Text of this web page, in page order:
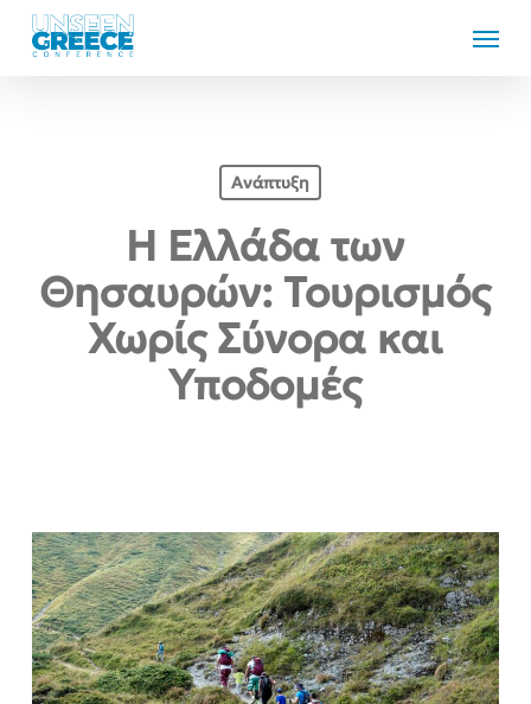
Skip
Menu
Ανάπτυξη
Η Ελλάδα των
Θησαυρών: Τουρισμός
Χωρίς Σύνορα και
Υποδομές